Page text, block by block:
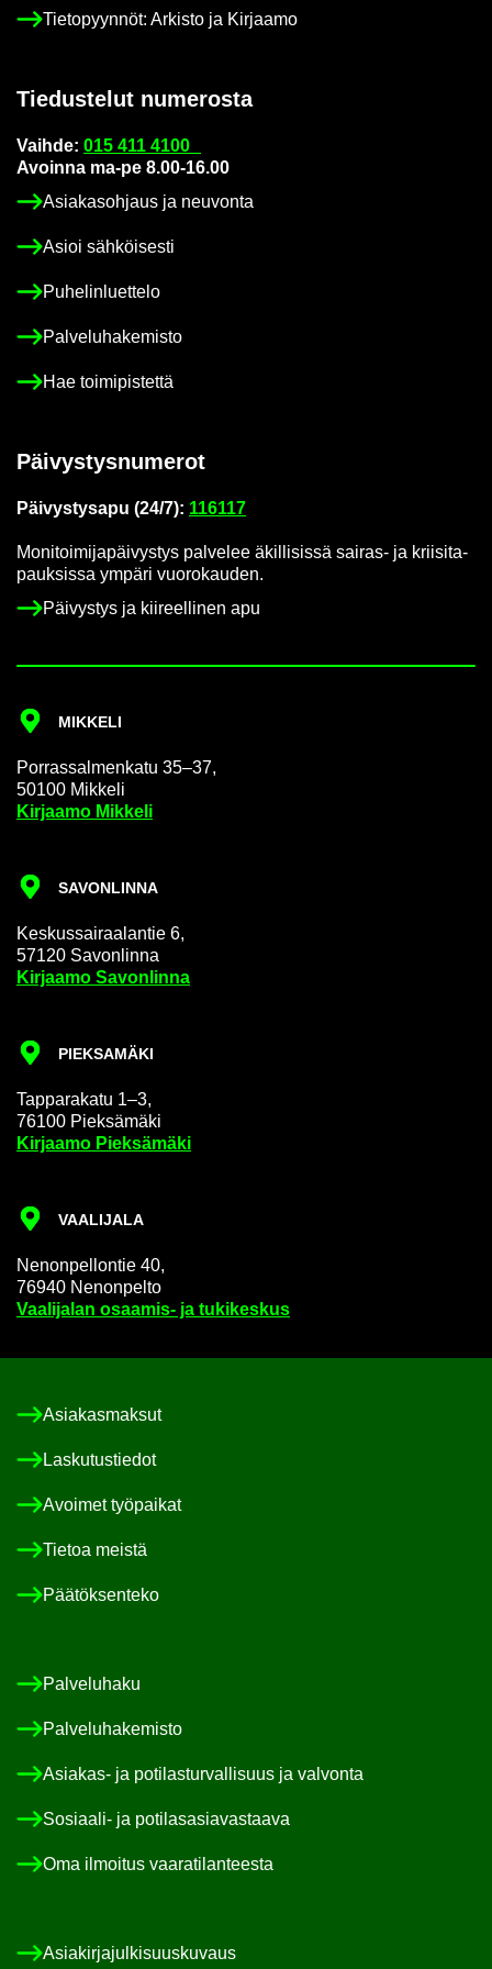
Tie­to­pyyn­nöt: Ar­kis­to ja Kir­jaa­mo
Tie­dus­te­lut nu­me­ros­ta
Vaih­de: 015 411 4100
Avoin­na ma-pe 8.00-16.00
Asia­kas­oh­jaus ja neu­von­ta
Asioi säh­köi­ses­ti
Pu­he­lin­luet­te­lo
Pal­ve­lu­ha­ke­mis­to
Hae toi­mi­pis­tet­tä
Päi­vys­tys­nu­me­rot
Päi­vys­tys­a­pu (24/7): 116117
Mo­ni­toi­mi­ja­päi­vys­tys pal­ve­lee äkil­li­sis­sä sairas-​ ja krii­si­ta­
pauk­sis­sa ym­pä­ri vuo­ro­kau­den.
Päi­vys­tys ja kii­reel­li­nen apu
MIK­KE­LI
Por­ras­sal­men­ka­tu 35–37,
50100 Mik­ke­li
Kir­jaa­mo Mik­ke­li
SA­VON­LIN­NA
Kes­kus­sai­raa­lan­tie 6,
57120 Sa­von­lin­na
Kir­jaa­mo Sa­von­lin­na
PIEK­SA­MÄ­KI
Tap­pa­ra­ka­tu 1–3,
76100 Piek­sä­mä­ki
Kir­jaa­mo Piek­sä­mä­ki
VAA­LI­JA­LA
Ne­non­pel­lon­tie 40,
76940 Ne­non­pel­to
Vaa­li­ja­lan osaamis-​ ja tu­ki­kes­kus
Asia­kas­mak­sut
Las­ku­tus­tie­dot
Avoi­met työ­pai­kat
Tie­toa meis­tä
Pää­tök­sen­te­ko
Pal­ve­lu­ha­ku
Pal­ve­lu­ha­ke­mis­to
Asiakas-​ ja po­ti­las­tur­val­li­suus ja val­von­ta
Sosiaali-​ ja po­ti­las­asia­vas­taa­va
Oma il­moi­tus vaa­ra­ti­lan­tees­ta
Asia­kir­ja­jul­ki­suus­ku­vaus